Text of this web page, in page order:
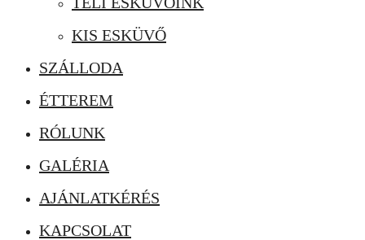
KIS ESKÜVŐ
SZÁLLODA
ÉTTEREM
RÓLUNK
GALÉRIA
AJÁNLATKÉRÉS
KAPCSOLAT